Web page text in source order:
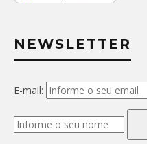
NEWSLETTER
E-mail: